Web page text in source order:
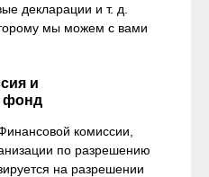
декларации и т. д.
мы можем с вами
и
фонд
комиссии,
по разрешению
на разрешении